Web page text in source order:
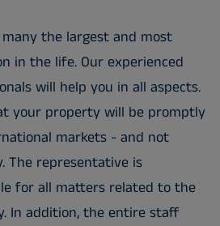
the largest and most
in the life. Our experienced
will help you in all aspects.
your property will be promptly
markets - and not
The representative is
for all matters related to the
In addition, the entire staff